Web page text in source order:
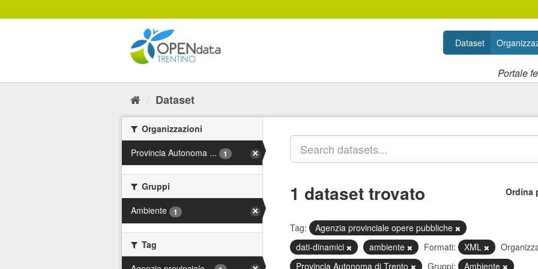
al
Portale
Dataset
Dataset
Organizzazioni
Provincia Autonoma ...
1
Gruppi
Ambiente
1
Tag
Ordina
1 dataset trovato
Tag:
Agenzia provinciale opere pubbliche
dati-dinamici
ambiente Formati: XML
Provincia Autonoma di Trento
Gruppi: Ambiente